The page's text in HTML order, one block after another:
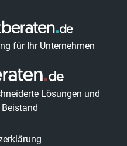
für Ihr Unternehmen
Lösungen und